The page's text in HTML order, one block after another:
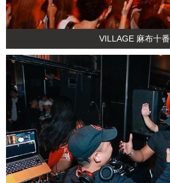
VILLAGE 麻布十番